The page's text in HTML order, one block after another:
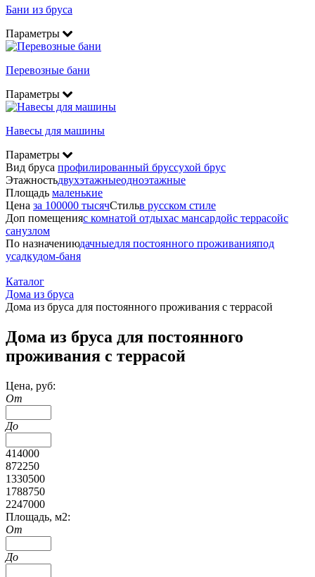
Бани из бруса
Параметры
Перевозные бани
Параметры
Навесы для машины
Параметры
Вид бруса профилированный бруссухой брус
Этажностьдвухэтажныеодноэтажные
Площадь маленькие
Цена за 100000 тысячСтильв русском стиле
Доп помещенияс комнатой отдыхас мансардойс террасойс
санузлом
По назначениюдачныедля постоянного проживанияпод
усадкудом-баня
Каталог
Дома из бруса
Дома из бруса для постоянного проживания с террасой
Дома из бруса для постоянного
проживания с террасой
Цена, руб:
От
До
414000
872250
1330500
1788750
2247000
Площадь, м2:
От
До